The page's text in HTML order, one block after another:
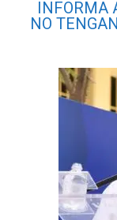
INFORMA
NO